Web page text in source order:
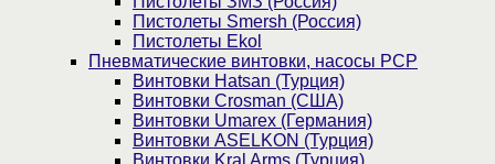
Пистолеты Smersh (Россия)
Пистолеты Ekol
Пневматические винтовки, насосы PCP
Винтовки Hatsan (Турция)
Винтовки Crosman (США)
Винтовки Umarex (Германия)
Винтовки ASELKON (Турция)
Винтовки Kral Arms (Турция)